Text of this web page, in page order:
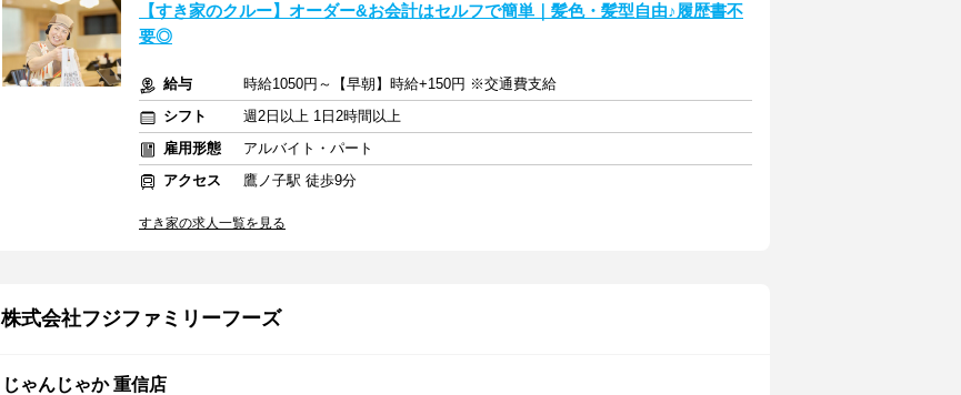
【すき家のクルー】オーダー&お会計はセルフで簡単｜髪色・髪型自由♪履歴書不
要◎
給与
時給1050円～【早朝】時給+150円 ※交通費支給
シフト
週2日以上 1日2時間以上
雇用形態
アルバイト・パート
アクセス
鷹ノ子駅 徒歩9分
すき家の求人一覧を見る
株式会社フジファミリーフーズ
じゃんじゃか 重信店